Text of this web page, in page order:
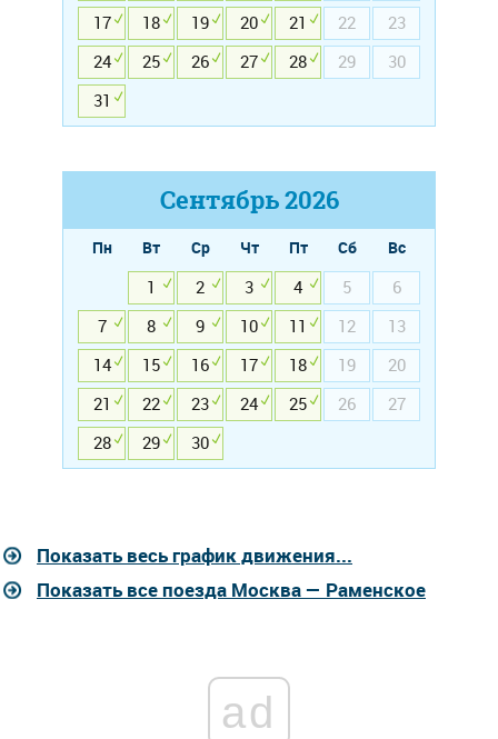
17
18 19 20 21 22
23
24
25 26 27 28 29
30
31
Сентябрь2026
Пн Вт Ср Чт Пт Сб
Вс
1
2 3 4 5
6
7
8 9 10 11 12
13
14
15 16 17 18 19
20
21
22 23 24 25 26
27
28
29 30
Показать весь график движения...
Показать все поезда Москва — Раменское
ad